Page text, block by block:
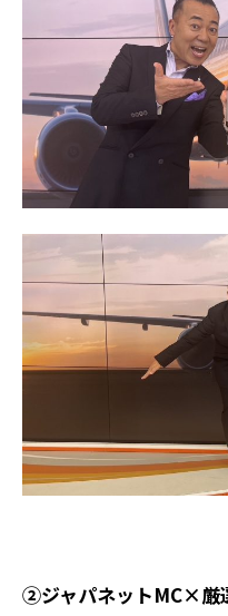
②ジャパネットMC×厳